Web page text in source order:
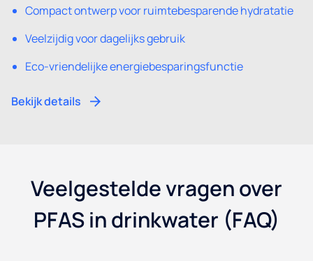
Compact ontwerp voor ruimtebesparende hydratatie
Veelzijdig voor dagelijks gebruik
Eco-vriendelijke energiebesparingsfunctie
Bekijk details
Veelgestelde vragen over
PFAS in drinkwater (FAQ)